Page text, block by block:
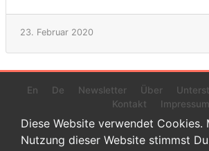
23. Februar 2020
En De Newsletter Über
Kontakt
Impressum
Diese Website verwendet Cookies.
Nutzung dieser Website stimmst